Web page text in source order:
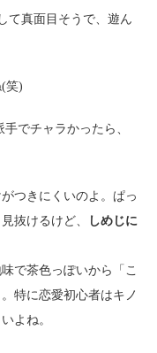
て真面目そうで、遊ん
笑)
でチャラかったら、
つきにくいのよ。ぱっ
抜けるけど、
しめじに
で茶色っぽいから「こ
特に恋愛初心者はキノ
よね。